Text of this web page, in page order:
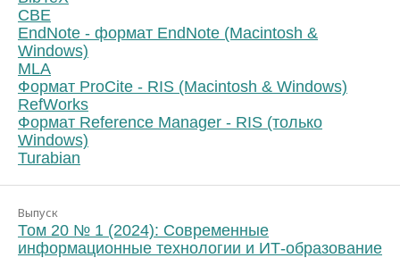
CBE
EndNote - формат EndNote (Macintosh &
Windows)
MLA
Формат ProCite - RIS (Macintosh & Windows)
RefWorks
Формат Reference Manager - RIS (только
Windows)
Turabian
Выпуск
Том 20 № 1 (2024): Современные
информационные технологии и ИТ-образование